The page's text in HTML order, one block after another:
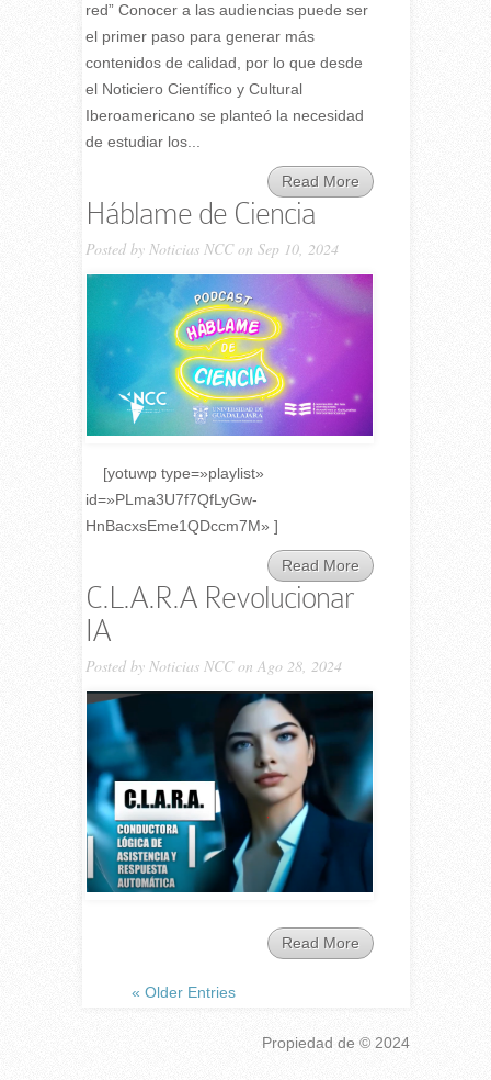
red” Conocer a las audiencias puede ser
el primer paso para generar más
contenidos de calidad, por lo que desde
el Noticiero Científico y Cultural
Iberoamericano se planteó la necesidad
de estudiar los...
Read More
Háblame de Ciencia
Posted by Noticias NCCon Sep 10, 2024
[yotuwp type=»playlist»
id=»PLma3U7f7QfLyGw-
HnBacxsEme1QDccm7M» ]
Read More
C.L.A.R.A Revolucionar
IA
Posted by Noticias NCCon Ago 28, 2024
Read More
« Older Entries
Propiedad de © 2024